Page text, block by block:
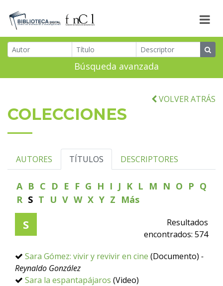
Búsqueda avanzada
VOLVER ATRÁS
COLECCIONES
AUTORES TÍTULOS DESCRIPTORES
A B C D E F G H I J K L M N O P Q
R S T U V W X Y Z Más
S
Resultados
encontrados: 574
Sara Gómez: vivir y revivir en cine (Documento) -
Reynaldo González
Sara la espantapájaros (Video)